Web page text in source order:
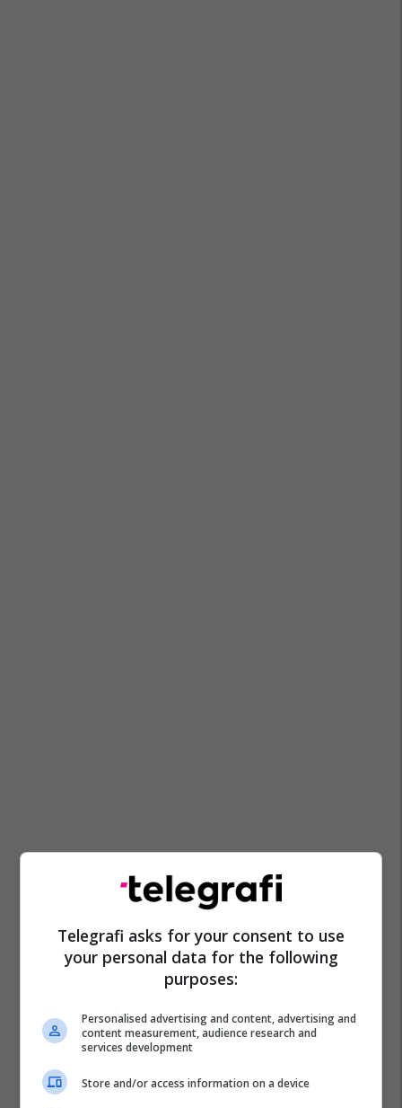
Telegrafi asks for your consent to use
your personal data for the following
purposes:
Personalised advertising and content, advertising and
content measurement, audience research and
services development
Store and/or access information on a device